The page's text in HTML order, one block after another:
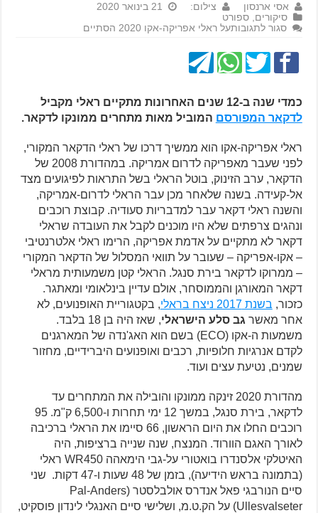
אסי ארנסון צילום:
21 בינואר 2020
סיקורים ,ספורט
סגור לתגובותעל ראלי אפריקה-אקו 2020 הסתיים
כמדי שנה ב-12 שנים האחרונות מתקיים ראלי מקביל
לדקאר המפורסם המוביל מאות מתחרים ממונקו לדקאר.
ראלי אפריקה-אקו הוא ממשיך דרכו של ראלי הדקאר המקורי,
לפני שעבר מאפריקה לדרום אמריקה. במהדורת 2008 של
הדקאר, ערב הזינוק, בוטל הראלי בשל התראות לפיגועים מצד
אל-קעידה. בשנה שלאחר מכן עבר הראלי לדרום-אמריקה,
והשנה ראלי דקאר עבר למדבריות סעודיה. קבוצת רוכבים
ונהגים צרפתים שלא היו מוכנים לקבל את העובדה שראלי
דקאר לא מתקיים על אדמת אפריקה, הרימו ראלי אלטרנטיבי
– אקו-אפריקה – שעובר על תוואי המסלול של הדקאר המקורי
– ממרוקו לדקאר בירת סנגל. הראלי קטן משמעותית מראלי
דקאר המאורגן והממוסחר, אולם עדיין בינלאומי ומאתגר.
כזכור, בשנת 2017 ניצח בראלי
, בקטגוריית האופנועים, לא
אחר מאשר גב סלע הישראלי
, שאז היה בן 18 בלבד.
משמעות ה-אקו (ECO) בשם הוא האג'נדה של המארגנים
לקדם אנרגיות חלופיות, רכבים ואופנועים היברידיים, מחזור
שמנים, נטיעת עצים ועוד.
מהדורת 2020 זינקה ממונקו והובילה את המתחרים עד
לדקאר, בירת סנגל, במשך 12 ימי תחרות ו-6,500 ק"מ. 95
רוכבים החלו את היום הראשון, 66 סיימו את הראלי ברכיבה
לאורך האגם הוורוד. המנצח, שנה שנייה ברציפות, היה
האיטלקי אלסנדרו בואטורי על-גבי הימאהה WR450 ראלי
(בתמונה בראש הידיעה), בזמן של 48 שעות ו-47 דקות. שני
סיים הנורבגי פאל אנדרס אולבלסטר (Pal-Anders
Ullesvalseter) על הק.ט.מ, ושלישי סיים האנגלי לינדון פוסקיט,